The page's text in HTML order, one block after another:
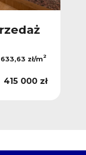
zł/m2
415 000 zł